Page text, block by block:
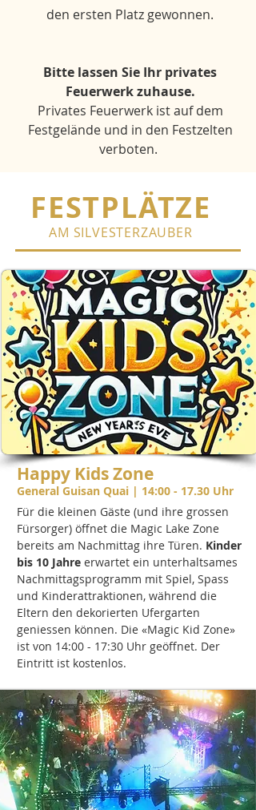
den ersten Platz gewonnen.
Bitte lassen Sie Ihr privates
Feuerwerk zuhause.
Privates Feuerwerk ist auf dem
Festgelände und in den Festzelten
verboten.
FESTPLÄTZE
AM SILVESTERZAUBER
Happy Kids Zone
General Guisan Quai | 14:00 - 17.30 Uhr
Für die kleinen Gäste (und ihre grossen
Fürsorger) öffnet die Magic Lake Zone
bereits am Nachmittag ihre Türen. Kinder
bis 10 Jahre erwartet ein unterhaltsames
Nachmittagsprogramm mit Spiel, Spass
und Kinderattraktionen, während die
Eltern den dekorierten Ufergarten
geniessen können. Die «Magic Kid Zone»
ist von 14:00 - 17:30 Uhr geöffnet. Der
Eintritt ist kostenlos.